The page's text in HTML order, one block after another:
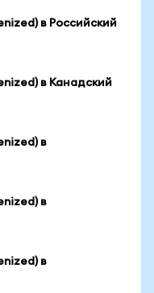
в Российский
в Канадский
в
в
в